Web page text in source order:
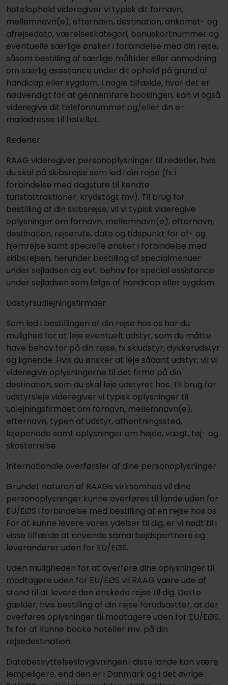
hotelophold videregiver vi typisk dit fornavn,
mellemnavn(e), efternavn, destination, ankomst- og
afrejsedato, værelseskategori, bonuskortnummer og
eventuelle særlige ønsker i forbindelse med din rejse,
såsom bestilling af særlige måltider eller anmodning
om særlig assistance under dit ophold på grund af
handicap eller sygdom. I nogle tilfælde, hvor det er
nødvendigt for at gennemføre bookingen, kan vi også
videregive dit telefonnummer og/eller din e-
mailadresse til hotellet.
Rederier
RAAG videregiver personoplysninger til rederier, hvis
du skal på skibsrejse som led i din rejse (fx i
forbindelse med dagsture til kendte
turistattraktioner, krydstogt mv). Til brug for
bestilling af din skibsrejse, vil vi typisk videregive
oplysninger om fornavn, mellemnavn(e), efternavn,
destination, rejserute, dato og tidspunkt for af- og
hjemrejse samt specielle ønsker i forbindelse med
skibsrejsen, herunder bestilling af specialmenuer
under sejladsen og evt. behov for special assistance
under sejladsen som følge af handicap eller sygdom.
Udstyrsudlejningsfirmaer
Som led i bestillingen af din rejse hos os har du
mulighed for at leje eventuelt udstyr, som du måtte
have behov for på din rejse, fx skiudstyr, dykkerudstyr
og lignende. Hvis du ønsker at leje sådant udstyr, vil vi
videregive oplysningerne til det firma på din
destination, som du skal leje udstyret hos. Til brug for
udstyrsleje videregiver vi typisk oplysninger til
udlejningsfirmaet om fornavn, mellemnavn(e),
efternavn, typen af udstyr, afhentningssted,
lejeperiode samt oplysninger om højde, vægt, tøj- og
skostørrelse.
Internationale overførsler af dine personoplysninger
Grundet naturen af RAAGs virksomhed vil dine
personoplysninger kunne overføres til lande uden for
EU/EØS i forbindelse med bestilling af en rejse hos os.
For at kunne levere vores ydelser til dig, er vi nødt til i
visse tilfælde at anvende samarbejdspartnere og
leverandører uden for EU/EØS.
Uden muligheden for at overføre dine oplysninger til
modtagere uden for EU/EØS vil RAAG være ude af
stand til at levere den ønskede rejse til dig. Dette
gælder, hvis bestilling af din rejse forudsætter, at der
overføres oplysninger til modtagere uden for EU/EØS,
fx for at kunne booke hoteller mv. på din
rejsedestination.
Databeskyttelseslovgivningen i disse lande kan være
lempeligere, end den er i Danmark og i det øvrige